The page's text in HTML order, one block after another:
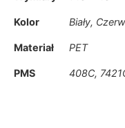
Kolor Biały,
Materiał PET
PMS 408C,